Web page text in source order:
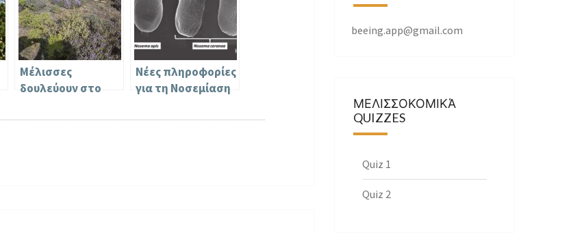
Μέλισσες
δουλεύουν στο
Νέες πληροφορίες
για τη Νοσεµίαση
beeing.app@gmail.com
ΜΕΛΙΣΣΟΚΟΜΙΚΆ
QUIZZES
Quiz 1
Quiz 2